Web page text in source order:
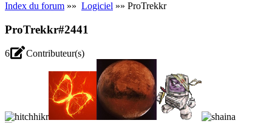
Index du forum »» Logiciel »» ProTrekkr
ProTrekkr#2441
6 Contributeur(s)